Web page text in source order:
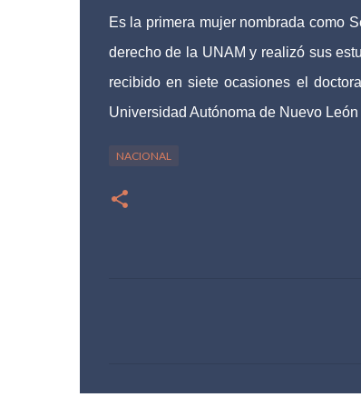
Es la primera mujer nombrada como
derecho de la UNAM y realizó sus
recibido en siete ocasiones el
Universidad Autónoma de Nuevo León
NACIONAL